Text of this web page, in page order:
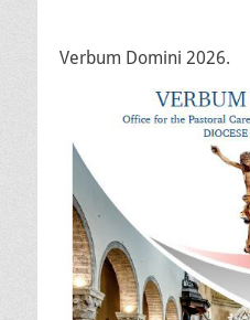
Verbum Domini 2026.